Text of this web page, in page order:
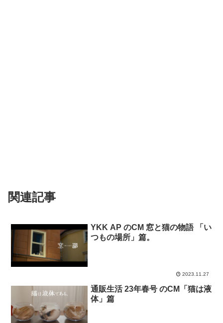
関連記事
YKK AP のCM 窓と猫の物語 「い
つもの場所」篇。
2023.11.27
通販生活 23年春号 のCM「猫は液
体」篇